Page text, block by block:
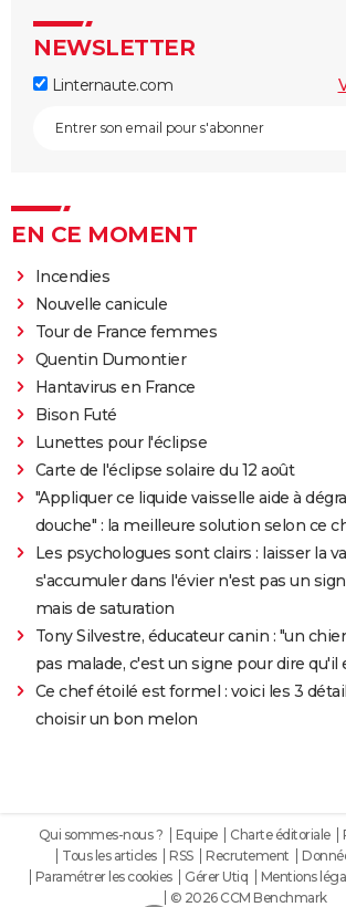
NEWSLETTER
Linternaute.com
EN CE MOMENT
Incendies
Nouvelle canicule
Tour de France femmes
Quentin Dumontier
Hantavirus en France
Bison Futé
Lunettes pour l'éclipse
Carte de l'éclipse solaire du 12 août
"Appliquer ce liquide vaisselle aide à
douche" : la meilleure solution selon ce
Les psychologues sont clairs : laisser la
s'accumuler dans l'évier n'est pas un
mais de saturation
Tony Silvestre, éducateur canin : "un
pas malade, c'est un signe pour dire qu'il
Ce chef étoilé est formel : voici les 3
choisir un bon melon
Qui sommes-nous ? Equipe Charte éditoriale
Tous les articles
RSS Recrutement
Paramétrer les cookies
Gérer Utiq Mentions
© 2026 CCM Benchmark